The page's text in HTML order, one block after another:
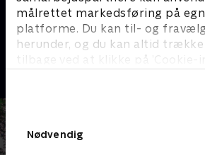
målrettet markedsføring på
platforme. Du kan til- og
herunder, og du kan altid
tilbage ved at klikke på ’Cookie-
Nødvendig
Det fede fællesskab
Livsstil • 1 sæsoner